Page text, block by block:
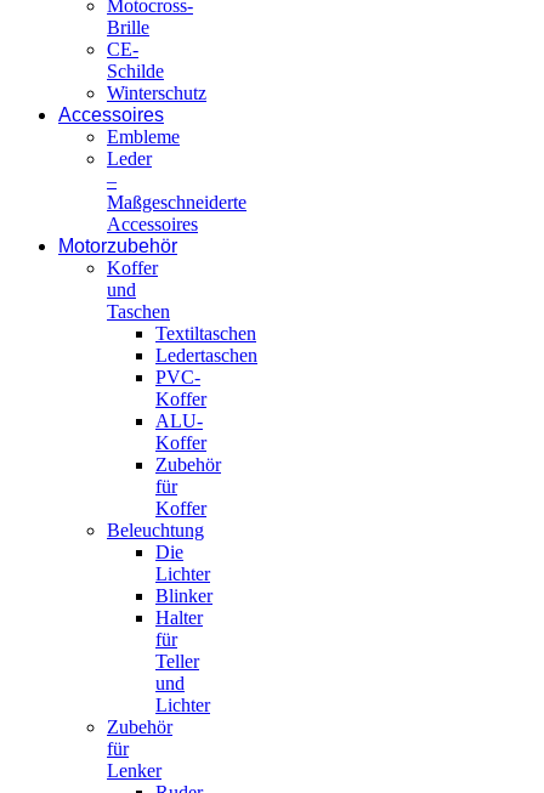
Motocross-
Brille
CE-
Schilde
Winterschutz
Accessoires
Embleme
Leder
–
Maßgeschneiderte
Accessoires
Motorzubehör
Koffer
und
Taschen
Textiltaschen
Ledertaschen
PVC-
Koffer
ALU-
Koffer
Zubehör
für
Koffer
Beleuchtung
Die
Lichter
Blinker
Halter
für
Teller
und
Lichter
Zubehör
für
Lenker